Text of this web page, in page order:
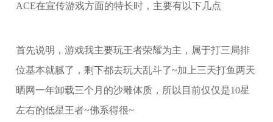
ACE在宣传游戏方面的特长时，主要有以下几点
首先说明，游戏我主要玩王者荣耀为主，属于打三局排
位基本就腻了，剩下都去玩大乱斗了~加上三天打鱼两天
晒网一年卸载三个月的沙雕体质，所以目前仅仅是10星
左右的低星王者~佛系得很~